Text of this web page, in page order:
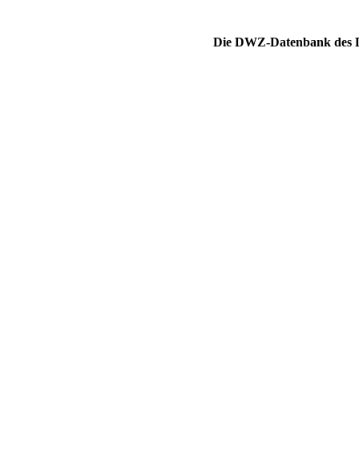
Die DWZ-Datenbank des